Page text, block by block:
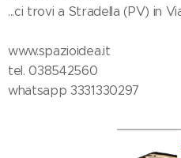
...ci trovi a Stradella (PV) in
www.spazioidea.it
tel. 038542560
whatsapp 3331330297